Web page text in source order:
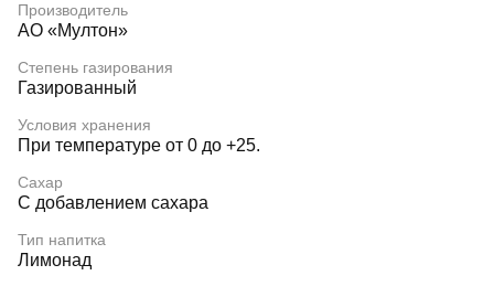
Производитель
АО «Мултон»
Степень газирования
Газированный
Условия хранения
При температуре от 0 до +25.
Сахар
С добавлением сахара
Тип напитка
Лимонад